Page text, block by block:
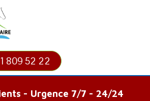
menu
809 52 22
- Urgence 7/7 - 24/24